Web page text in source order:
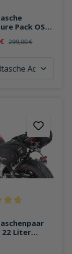
Bewertung
Pack OS-
299,00 €
Bewertung
22 Liter